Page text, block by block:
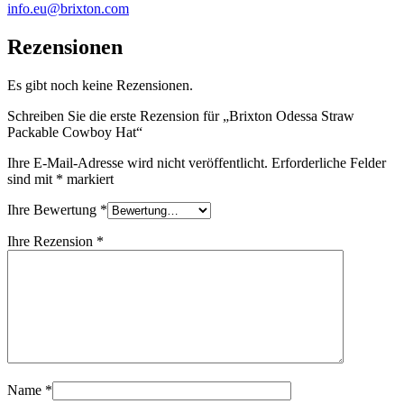
info.eu@brixton.com
Rezensionen
Es gibt noch keine Rezensionen.
Schreiben Sie die erste Rezension für „Brixton Odessa Straw
Packable Cowboy Hat“
Ihre E-Mail-Adresse wird nicht veröffentlicht. Erforderliche Felder
sind mit * markiert
Ihre Bewertung *
Ihre Rezension *
Name *